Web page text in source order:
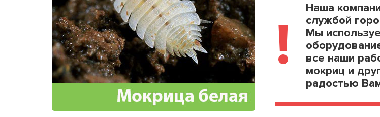
!
Наша
службой
Мы
все наши
мокриц и
радостью